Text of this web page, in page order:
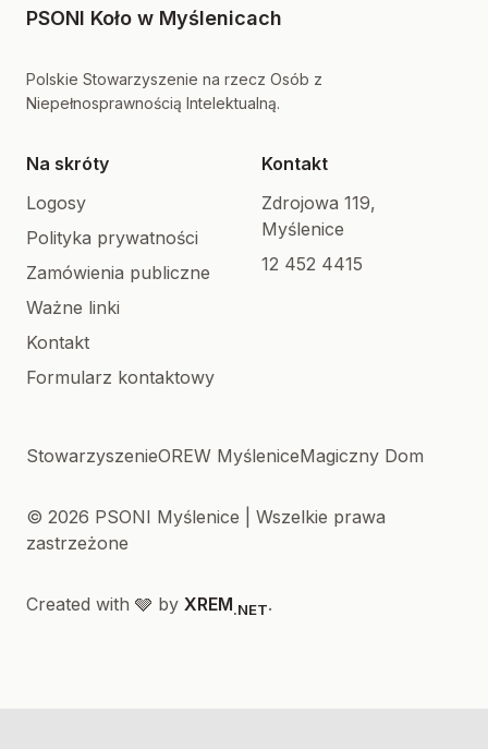
PSONI Koło w Myślenicach
Polskie Stowarzyszenie na rzecz Osób z
Niepełnosprawnością Intelektualną.
Na skróty
Logosy
Polityka prywatności
Zamówienia publiczne
Ważne linki
Kontakt
Formularz kontaktowy
Kontakt
Zdrojowa 119,
Myślenice
12 452 4415
StowarzyszenieOREW MyśleniceMagiczny Dom
© 2026 PSONI Myślenice | Wszelkie prawa
zastrzeżone
Created with 🩶 by XREM.NET.